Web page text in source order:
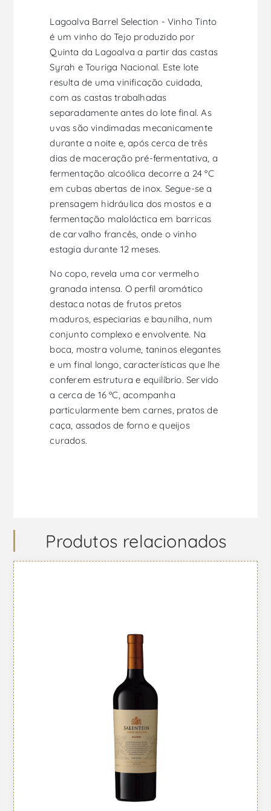
Lagoalva Barrel Selection - Vinho Tinto
é um vinho do Tejo produzido por
Quinta da Lagoalva a partir das castas
Syrah e Touriga Nacional. Este lote
resulta de uma vinificação cuidada,
com as castas trabalhadas
separadamente antes do lote final. As
uvas são vindimadas mecanicamente
durante a noite e, após cerca de três
dias de maceração pré-fermentativa, a
fermentação alcoólica decorre a 24 ºC
em cubas abertas de inox. Segue-se a
prensagem hidráulica dos mostos e a
fermentação maloláctica em barricas
de carvalho francês, onde o vinho
estagia durante 12 meses.
No copo, revela uma cor vermelho
granada intensa. O perfil aromático
destaca notas de frutos pretos
maduros, especiarias e baunilha, num
conjunto complexo e envolvente. Na
boca, mostra volume, taninos elegantes
e um final longo, características que lhe
conferem estrutura e equilíbrio. Servido
a cerca de 16 ºC, acompanha
particularmente bem carnes, pratos de
caça, assados de forno e queijos
curados.
Produtos relacionados